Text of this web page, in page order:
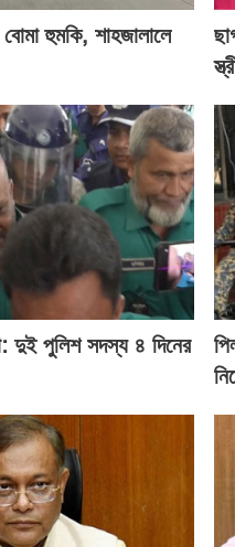
বোমা হুমকি, শাহজালালে
দুই পুলিশ সদস্য ৪ দিনের